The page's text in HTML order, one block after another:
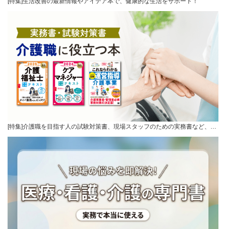
[特集]介護職を目指す人の試験対策書、現場スタッフのための実務書など、…